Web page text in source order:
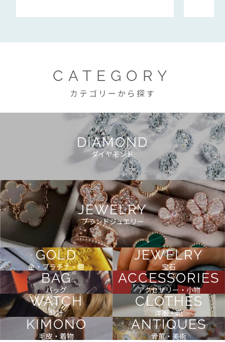
CATEGORY
カテゴリーから探す
DIAMOND
ダイヤモンド
JEWELRY
ブランドジュエリー
GOLD
金・プラチナ・銀
JEWELRY
宝石
BAG
バッグ
ACCESSORIES
アクセサリー・小物
WATCH
時計
CLOTHES
洋服・靴
KIMONO
毛皮・着物
ANTIQUES
骨董・美術